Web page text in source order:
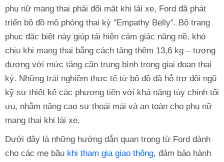
phụ nữ mang thai phải đối mặt khi lái xe, Ford đã phát
triển bộ đồ mô phỏng thai kỳ "Empathy Belly". Bộ trang
phục đặc biệt này giúp tái hiện cảm giác nặng nề, khó
chịu khi mang thai bằng cách tăng thêm 13,6 kg – tương
đương với mức tăng cân trung bình trong giai đoạn thai
kỳ. Những trải nghiệm thực tế từ bộ đồ đã hỗ trợ đội ngũ
kỹ sư thiết kế các phương tiện với khả năng tùy chỉnh tối
ưu, nhằm nâng cao sự thoải mái và an toàn cho phụ nữ
mang thai khi lái xe.
Dưới đây là những hướng dẫn quan trọng từ Ford dành
cho các mẹ bầu khi tham gia giao thông, đảm bảo hành